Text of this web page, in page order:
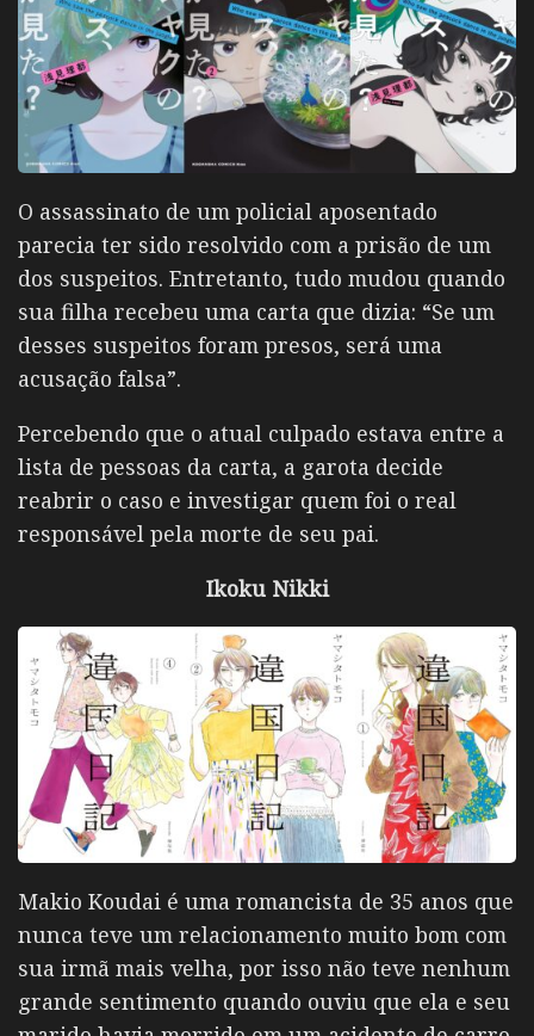
O assassinato de um policial aposentado
parecia ter sido resolvido com a prisão de um
dos suspeitos. Entretanto, tudo mudou quando
sua filha recebeu uma carta que dizia: “Se um
desses suspeitos foram presos, será uma
acusação falsa”.
Percebendo que o atual culpado estava entre a
lista de pessoas da carta, a garota decide
reabrir o caso e investigar quem foi o real
responsável pela morte de seu pai.
Ikoku Nikki
Makio Koudai é uma romancista de 35 anos que
nunca teve um relacionamento muito bom com
sua irmã mais velha, por isso não teve nenhum
grande sentimento quando ouviu que ela e seu